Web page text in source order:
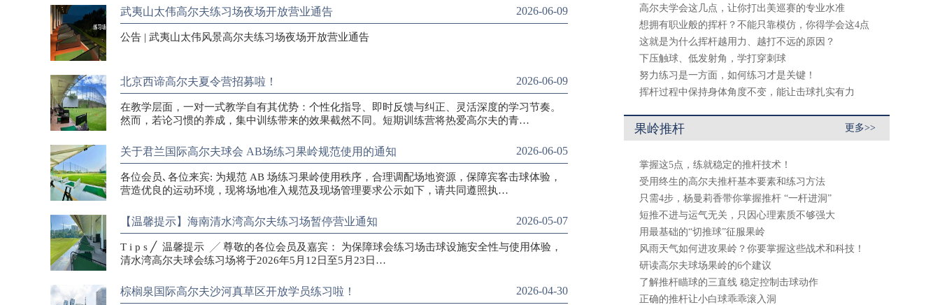
武夷山太伟高尔夫练习场夜场开放营业通告 2026-06-09
公告 | 武夷山太伟风景高尔夫练习场夜场开放营业通告
北京西谛高尔夫夏令营招募啦！ 2026-06-09
在教学层面，一对一式教学自有其优势：个性化指导、即时反馈与纠正、灵活深度的学习节奏。
然而，若论习惯的养成，集中训练带来的效果截然不同。短期训练营将热爱高尔夫的青…
关于君兰国际高尔夫球会 AB场练习果岭规范使用的通知 2026-06-05
各位会员､各位来宾: 为规范 AB 场练习果岭使用秩序，合理调配场地资源，保障宾客击球体验，
营造优良的运动环境，现将场地准入规范及现场管理要求公示如下，请共同遵照执…
【温馨提示】海南清水湾高尔夫练习场暂停营业通知 2026-05-07
T i p s ╱ 温馨提示 ╱ 尊敬的各位会员及嘉宾： 为保障球会练习场击球设施安全性与使用体验，
清水湾高尔夫球会练习场将于2026年5月12日至5月23日…
棕榈泉国际高尔夫沙河真草区开放学员练习啦！ 2026-04-30
高尔夫学会这几点，让你打出美巡赛的专业水准
想拥有职业般的挥杆？不能只靠模仿，你得学会这4点
这就是为什么挥杆越用力、越打不远的原因？
下压触球、低发射角，学打穿刺球
努力练习是一方面，如何练习才是关键！
挥杆过程中保持身体角度不变，能让击球扎实有力
果岭推杆 更多>>
掌握这5点，练就稳定的推杆技术！
受用终生的高尔夫推杆基本要素和练习方法
只需4步，杨曼莉香带你掌握推杆 “一杆进洞”
短推不进与运气无关，只因心理素质不够强大
用最基础的“切推球”征服果岭
风雨天气如何进攻果岭？你要掌握这些战术和科技！
研读高尔夫球场果岭的6个建议
了解推杆瞄球的三直线 稳定控制击球动作
正确的推杆让小白球乖乖滚入洞